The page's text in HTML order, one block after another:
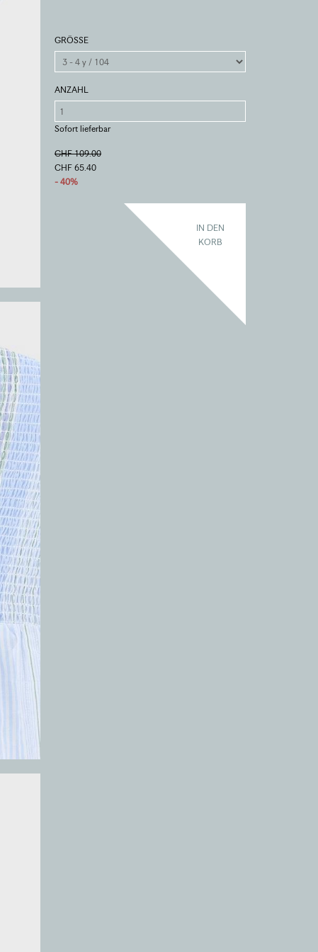
GRÖSSE
ANZAHL
Sofort lieferbar
CHF 109.00
CHF 65.40
- 40%
IN DEN
KORB